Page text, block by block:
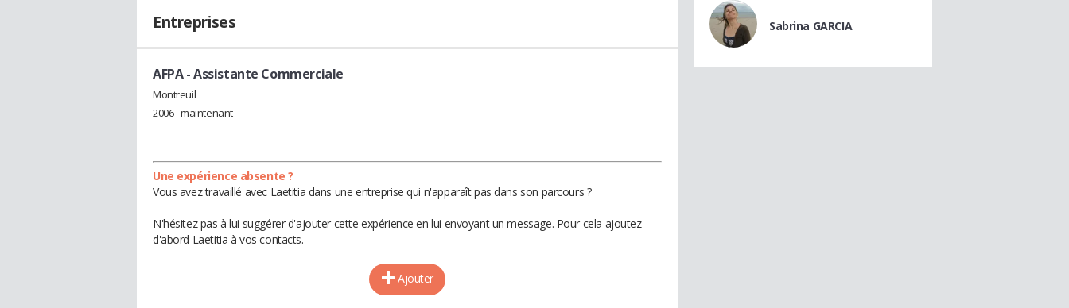
Entreprises
AFPA- Assistante Commerciale
Montreuil
2006 - maintenant
Une expérience absente ?
Vous avez travaillé avec Laetitia dans une entreprise qui n'apparaît pas dans son parcours ?
N'hésitez pas à lui suggérer d'ajouter cette expérience en lui envoyant un message. Pour cela ajoutez
d'abord Laetitia à vos contacts.
Ajouter
Sabrina GARCIA